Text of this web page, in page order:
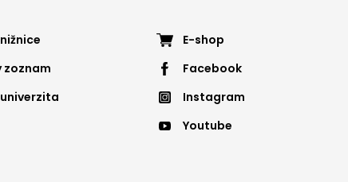
zoznam
Footer
menu
E-shop
Facebook
Instagram
Youtube